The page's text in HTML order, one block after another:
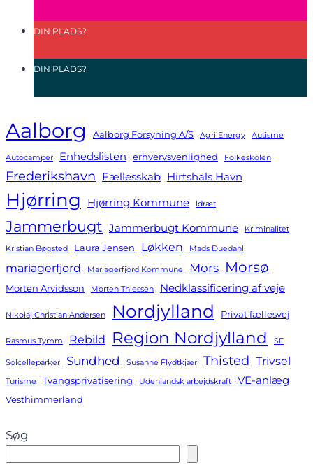
DIN PLADS?
DIN PLADS?
Aalborg Aalborg Forsyning A/S Agri Energy Autisme
Autocamper Enhedslisten erhvervsvenlighed Folkeskolen
Frederikshavn Fællesskab Hirtshals Havn
Hjørring Hjørring Kommune Idræt
Jammerbugt Jammerbugt Kommune Kriminalitet
Kristian Bøgsted Laura Jensen Løkken Mads Duedahl
mariagerfjord Mariagerfjord Kommune Mors Morsø
Morten Arvidsson Morten Thiessen Nedklassificering af veje
Nikolaj Christian Andersen Nordjylland Privat fællesvej
Rasmus Tymm Rebild Region Nordjylland SF
Solcelleparker Sundhed Susanne Flydtkjær Thisted Trivsel
Turisme Tvangsprivatisering Udenlandsk arbejdskraft VE-anlæg
Vesthimmerland
Søg